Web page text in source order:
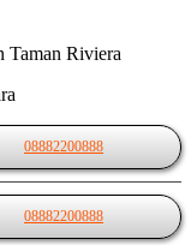
Taman Riviera
08882200888
08882200888